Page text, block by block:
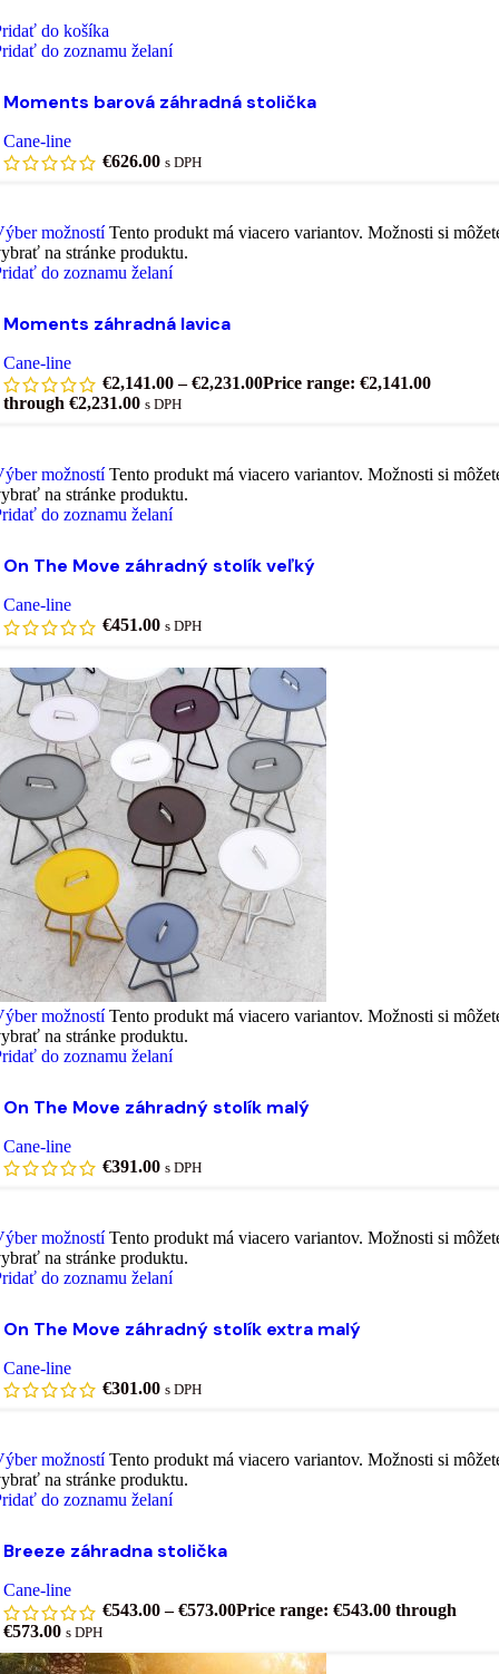
do košíka
do zoznamu želaní
Moments barová záhradná stolička
Cane-line
€626.00 s DPH
možností Tento produkt má viacero variantov. Možnosti si
na stránke produktu.
do zoznamu želaní
Moments záhradná lavica
Cane-line
€2,141.00 – €2,231.00Price range: €2,141.00
through €2,231.00 s DPH
možností Tento produkt má viacero variantov. Možnosti si
na stránke produktu.
do zoznamu želaní
On The Move záhradný stolík veľký
Cane-line
€451.00 s DPH
možností Tento produkt má viacero variantov. Možnosti si
na stránke produktu.
do zoznamu želaní
On The Move záhradný stolík malý
Cane-line
€391.00 s DPH
možností Tento produkt má viacero variantov. Možnosti si
na stránke produktu.
do zoznamu želaní
On The Move záhradný stolík extra malý
Cane-line
€301.00 s DPH
možností Tento produkt má viacero variantov. Možnosti si
na stránke produktu.
do zoznamu želaní
Breeze záhradna stolička
Cane-line
€543.00 – €573.00Price range: €543.00 through
€573.00 s DPH